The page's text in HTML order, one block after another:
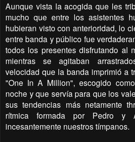
Aunque vista la acogida que les
mucho que entre los asistentes
hubieran visto con anterioridad, lo
entre banda y público fue
todos los presentes disfrutando al
mientras se agitaban
velocidad que la banda imprimió a
"One In A Million", escogido
noche y que servía para que los
sus tendencias más netamente
rítmica formada por Pedro y
incesantemente nuestros tímpanos.